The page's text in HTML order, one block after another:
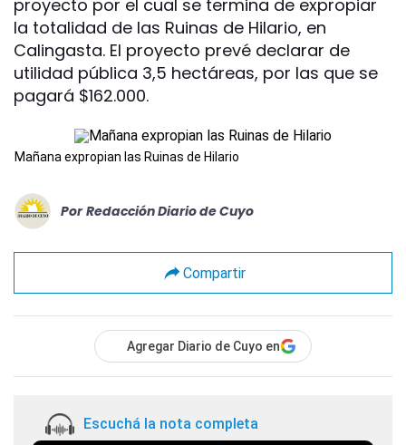
proyecto por el cual se termina de expropiar
la totalidad de las Ruinas de Hilario, en
Calingasta. El proyecto prevé declarar de
utilidad pública 3,5 hectáreas, por las que se
pagará $162.000.
Mañana expropian las Ruinas de Hilario
Por Redacción Diario de Cuyo
Compartir
Agregar Diario de Cuyo en
Escuchá la nota completa